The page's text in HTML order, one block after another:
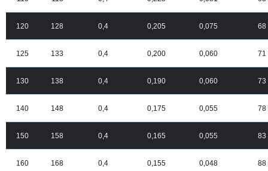
120 128 0,4 0,205 0,075 68
125 133 0,4 0,200 0,060 71
130 138 0,4 0,190 0,060 73
140 148 0,4 0,175 0,055 78
150 158 0,4 0,165 0,055 83
160 168 0,4 0,155 0,048 88